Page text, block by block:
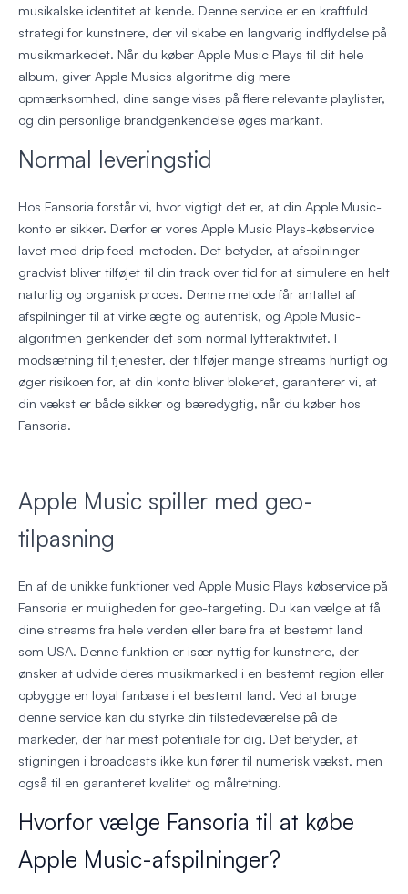
musikalske identitet at kende. Denne service er en kraftfuld
strategi for kunstnere, der vil skabe en langvarig indflydelse på
musikmarkedet. Når du køber Apple Music Plays til dit hele
album, giver Apple Musics algoritme dig mere
opmærksomhed, dine sange vises på flere relevante playlister,
og din personlige brandgenkendelse øges markant.
Normal leveringstid
Hos Fansoria forstår vi, hvor vigtigt det er, at din Apple Music-
konto er sikker. Derfor er vores Apple Music Plays-købservice
lavet med drip feed-metoden. Det betyder, at afspilninger
gradvist bliver tilføjet til din track over tid for at simulere en helt
naturlig og organisk proces. Denne metode får antallet af
afspilninger til at virke ægte og autentisk, og Apple Music-
algoritmen genkender det som normal lytteraktivitet. I
modsætning til tjenester, der tilføjer mange streams hurtigt og
øger risikoen for, at din konto bliver blokeret, garanterer vi, at
din vækst er både sikker og bæredygtig, når du køber hos
Fansoria.
Apple Music spiller med geo-
tilpasning
En af de unikke funktioner ved Apple Music Plays købservice på
Fansoria er muligheden for geo-targeting. Du kan vælge at få
dine streams fra hele verden eller bare fra et bestemt land
som USA. Denne funktion er især nyttig for kunstnere, der
ønsker at udvide deres musikmarked i en bestemt region eller
opbygge en loyal fanbase i et bestemt land. Ved at bruge
denne service kan du styrke din tilstedeværelse på de
markeder, der har mest potentiale for dig. Det betyder, at
stigningen i broadcasts ikke kun fører til numerisk vækst, men
også til en garanteret kvalitet og målretning.
Hvorfor vælge Fansoria til at købe
Apple Music-afspilninger?